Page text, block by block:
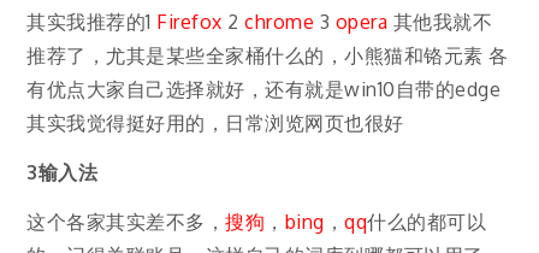
其实我推荐的1 Firefox 2chrome 3 opera 其他我就不
推荐了，尤其是某些全家桶什么的，小熊猫和铬元素 各
有优点大家自己选择就好，还有就是win10自带的edge
其实我觉得挺好用的，日常浏览网页也很好
3输入法
这个各家其实差不多，搜狗 ， bing ，qq什么的都可以